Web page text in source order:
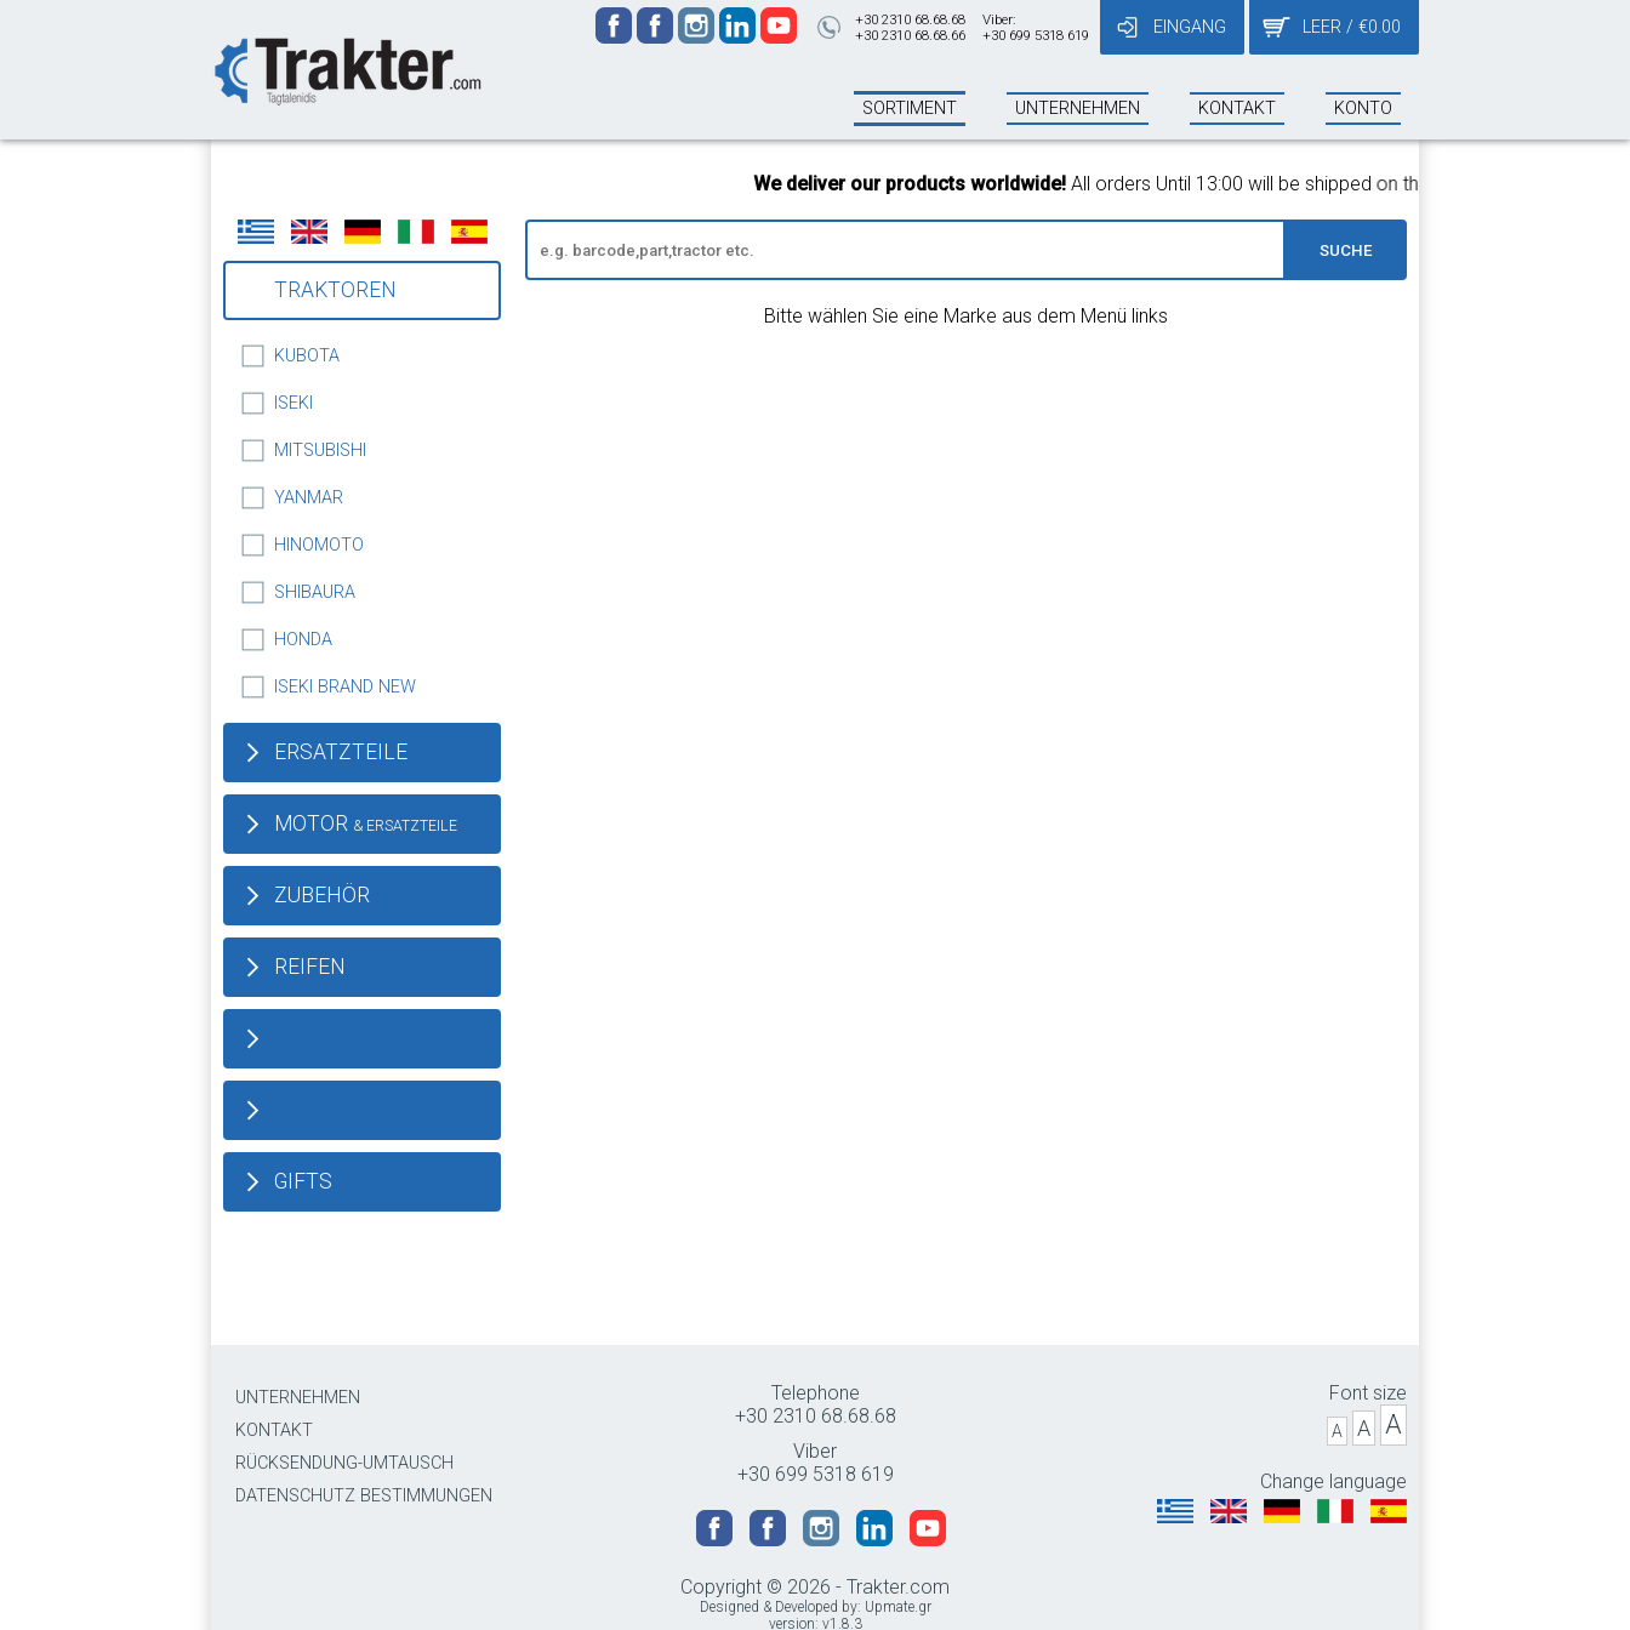
+30 2310 68.68.68
+30 2310 68.68.66
Viber:
+30 699 5318 619
EINGANG LEER / €0.00
SORTIMENT UNTERNEHMEN KONTAKT KONTO
We deliver our products worldwide!All orders Until 13:00 will be shipped on the same day!
TRAKTOREN
KUBOTA
ISEKI
MITSUBISHI
YANMAR
HINOMOTO
SHIBAURA
HONDA
ISEKI BRAND NEW
ERSATZTEILE
MOTOR & ERSATZTEILE
ZUBEHÖR
REIFEN
GIFTS
SUCHE
Bitte wählen Sie eine Marke aus dem Menü links
UNTERNEHMEN
KONTAKT
RÜCKSENDUNG-UMTAUSCH
DATENSCHUTZ BESTIMMUNGEN
Telephone
+30 2310 68.68.68
Viber
+30 699 5318 619
Copyright © 2026 - Trakter.com
Designed & Developed by: Upmate.gr
version: v1.8.3
Font size
A A A
Change language